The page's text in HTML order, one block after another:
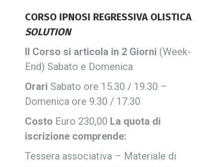
CORSO IPNOSI REGRESSIVA OLISTICA
SOLUTION
Il Corso si articola in 2 Giorni (Week-
End) Sabato e Domenica
Orari Sabato ore 15.30 / 19.30 –
Domenica ore 9.30 / 17.30
Costo Euro 230,00 La quota di
iscrizione comprende:
Tessera associativa – Materiale di